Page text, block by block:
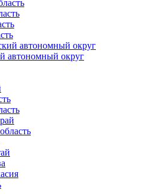
автономный округ
автономный округ